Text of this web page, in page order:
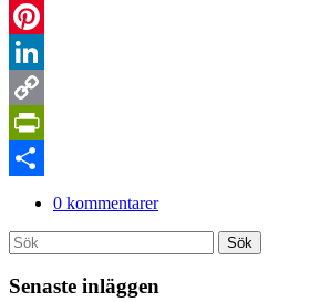
WhatsApp
Pinterest
LinkedIn
Copy
Link
PrintFriendly
0 kommentarer
Search
for:
Sök
Senaste inläggen